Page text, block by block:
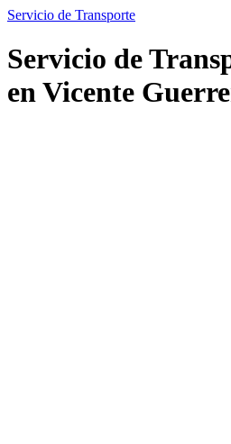
Servicio de Transporte
Servicio de
en Vicente